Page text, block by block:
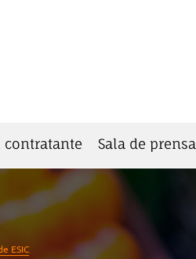
contratante Sala de prensa
ESIC